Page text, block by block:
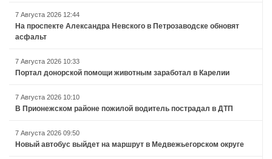
7 Августа 2026 12:44
На проспекте Александра Невского в Петрозаводске обновят
асфальт
7 Августа 2026 10:33
Портал донорской помощи животным заработал в Карелии
7 Августа 2026 10:10
В Прионежском районе пожилой водитель пострадал в ДТП
7 Августа 2026 09:50
Новый автобус выйдет на маршрут в Медвежьегорском округе